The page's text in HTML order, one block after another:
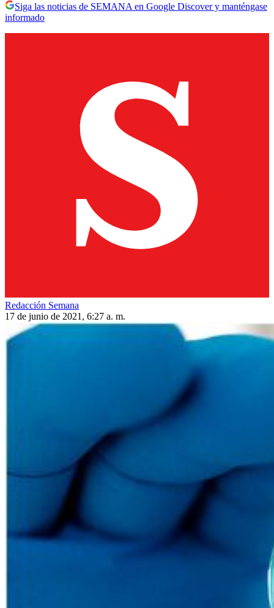
Siga las noticias de SEMANA en Google Discover y manténgase
informado
Redacción Semana
17 de junio de 2021, 6:27 a. m.